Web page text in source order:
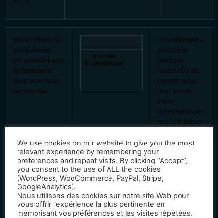
Nous collectons
vos données
personnelles afin
defacturer et
vous livrer votre
commande.
Données
d’identification
Ce traitement a
pour base
juridique
l’exécution du
contrat nous
liant lors de
votre
acceptation de
nos conditions
moment de la
création de son
compte
We use cookies on our website to give you the most
relevant experience by remembering your
preferences and repeat visits. By clicking “Accept”,
you consent to the use of ALL the cookies
(WordPress, WooCommerce, PayPal, Stripe,
GoogleAnalytics).
Nous utilisons des cookies sur notre site Web pour
vous offrir l'expérience la plus pertinente en
mémorisant vos préférences et les visites répétées.